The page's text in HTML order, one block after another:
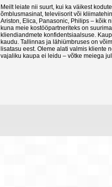
Meilt leiate nii suurt, kui ka väikest
õmblusmasinat, televiisorit või
Ariston, Elica, Panasonic, Philips – kõik
kuna meie kostööpartneriteks on
kliendiandmete konfidentsiaalsuse.
kaudu. Tallinnas ja lähiümbruses on
lisatasu eest. Oleme alati valmis kliente
vajaliku kaupa ei leidu – võtke meiega